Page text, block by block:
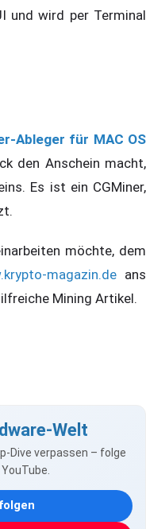
und wird per Terminal
Ableger für MAC OS
den Anschein macht,
Es ist ein CGMiner,
möchte, dem
magazin.deans
Mining Artikel.
Welt
Dive verpassen – folge